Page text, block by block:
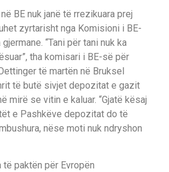
BE nuk janë të rrezikuara prej
zyrtarisht nga Komisioni i BE-
“Tani për tani nuk ka
tha komisari i BE-së për
të martën në Bruksel
të butë sivjet depozitat e gazit
mirë se vitin e kaluar. “Gjatë kësaj
e Pashkëve depozitat do të
nëse moti nuk ndryshon
paktën për Evropën